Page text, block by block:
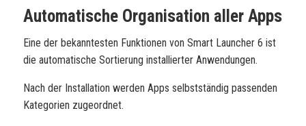
Automatische Organisation aller Apps
Eine der bekanntesten Funktionen von Smart Launcher 6 ist
die automatische Sortierung installierter Anwendungen.
Nach der Installation werden Apps selbstständig passenden
Kategorien zugeordnet.